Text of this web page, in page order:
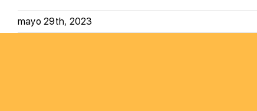
mayo 29th, 2023